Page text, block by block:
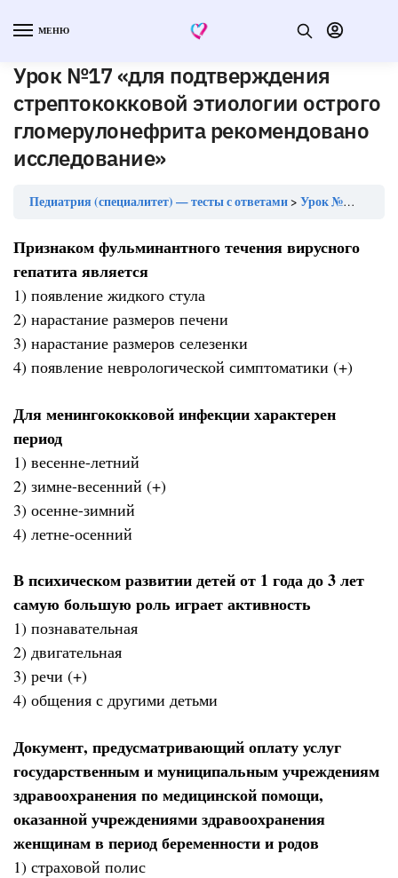
МЕНЮ
Урок №17 «для подтверждения
стрептококковой этиологии острого
гломерулонефрита рекомендовано
исследование»
Педиатрия (специалитет) — тесты с ответами Урок №17 «для подтверждения стрептококковой этиологии острого гломерулонефрита рекомендовано исследование»
Признаком фульминантного течения вирусного
гепатита является
1) появление жидкого стула
2) нарастание размеров печени
3) нарастание размеров селезенки
4) появление неврологической симптоматики (+)
Для менингококковой инфекции характерен
период
1) весенне-летний
2) зимне-весенний (+)
3) осенне-зимний
4) летне-осенний
В психическом развитии детей от 1 года до 3 лет
самую большую роль играет активность
1) познавательная
2) двигательная
3) речи (+)
4) общения с другими детьми
Документ, предусматривающий оплату услуг
государственным и муниципальным учреждениям
здравоохранения по медицинской помощи,
оказанной учреждениями здравоохранения
женщинам в период беременности и родов
1) страховой полис